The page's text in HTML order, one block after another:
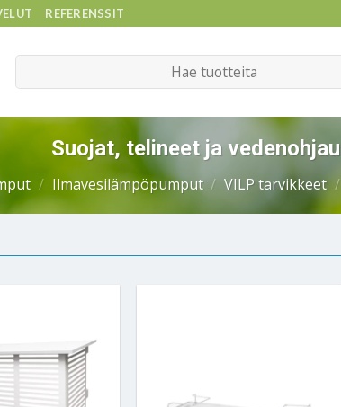
REFERENSSIT
Suojat, telineet ja
/ Ilmavesilämpöpumput / VILP tarvikkeet /